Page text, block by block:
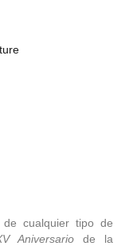
cualquier tipo de
Aniversario de la